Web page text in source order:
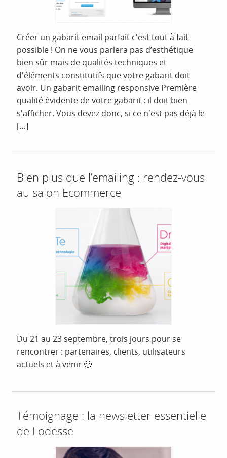
Créer un gabarit email parfait c'est tout à fait
possible ! On ne vous parlera pas d’esthétique
bien sûr mais de qualités techniques et
d'éléments constitutifs que votre gabarit doit
avoir. Un gabarit emailing responsive Première
qualité évidente de votre gabarit : il doit bien
s'afficher. Vous devez donc, si ce n'est pas déjà le
[…]
Bien plus que l’emailing : rendez-vous
au salon Ecommerce
Du 21 au 23 septembre, trois jours pour se
rencontrer : partenaires, clients, utilisateurs
actuels et à venir 🙂
Témoignage : la newsletter essentielle
de Lodesse